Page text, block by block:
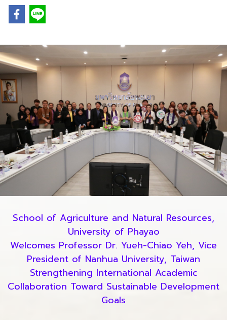
School of Agriculture and Natural Resources,
University of Phayao
Welcomes Professor Dr. Yueh-Chiao Yeh, Vice
President of Nanhua University, Taiwan
Strengthening International Academic
Collaboration Toward Sustainable Development
Goals